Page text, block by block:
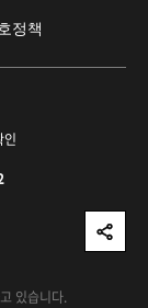
정책
인
있습니다.